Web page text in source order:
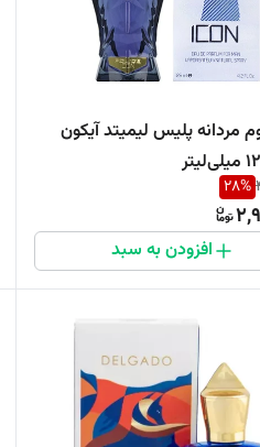
مردانه پلیس لیمیتد آیکون
28%
افزودن به سبد